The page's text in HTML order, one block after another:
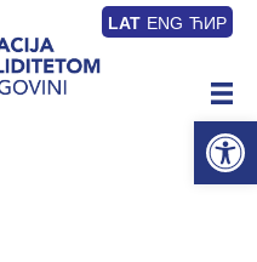
LAT ENG ЋИР